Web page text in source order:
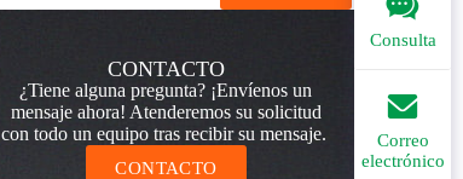
Consulta
Correo
electrónico
CONTACTO
¿Tiene alguna pregunta? ¡Envíenos un
mensaje ahora! Atenderemos su solicitud
con todo un equipo tras recibir su mensaje.
CONTACTO